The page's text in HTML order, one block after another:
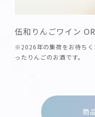
伍和りんごワイン
※2026年の集荷をお待ち
ったりんごのお酒です。
商